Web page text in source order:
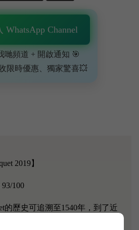
WhatsApp Channel
哋頻道 + 開啟通知 🎯
限時優惠、獨家驚喜💥
2019】
93/100
的歷史可追溯至1540年，到了近